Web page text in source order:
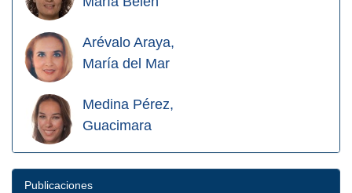
Arévalo Araya,
María del Mar
Medina Pérez,
Guacimara
Publicaciones